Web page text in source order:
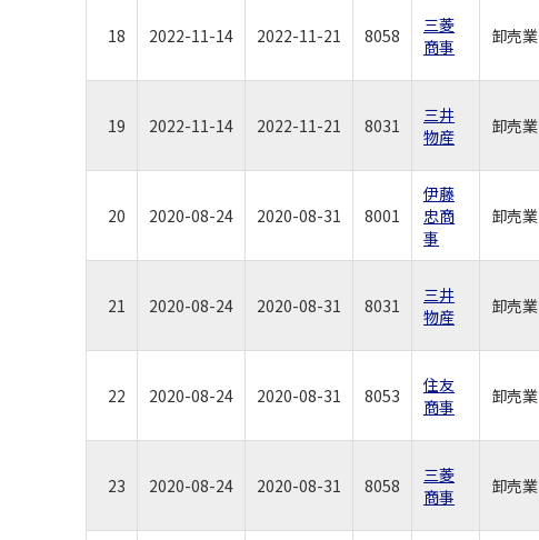
18 2022-11-14 2022-11-21 8058
三菱
商事
卸売業
19 2022-11-14 2022-11-21 8031
三井
物産
卸売業
20 2020-08-24 2020-08-31 8001
伊藤
忠商
事
卸売業
21 2020-08-24 2020-08-31 8031
三井
物産
卸売業
22 2020-08-24 2020-08-31 8053
住友
商事
卸売業
23 2020-08-24 2020-08-31 8058
三菱
商事
卸売業